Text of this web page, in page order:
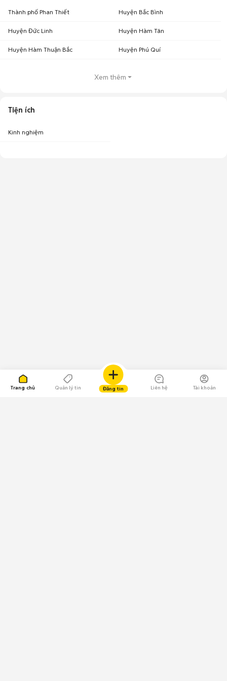
Trang chủ Quản lý tin Đăng tin Liên hệ Tài khoản
Thành phố Phan Thiết Huyện Bắc Bình
Huyện Đức Linh Huyện Hàm Tân
Huyện Hàm Thuận Bắc Huyện Phú Quí
Xem thêm
Tiện ích
Kinh nghiệm